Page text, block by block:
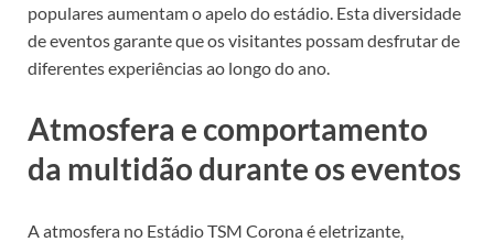
populares aumentam o apelo do estádio. Esta diversidade
de eventos garante que os visitantes possam desfrutar de
diferentes experiências ao longo do ano.
Atmosfera e comportamento
da multidão durante os eventos
A atmosfera no Estádio TSM Corona é eletrizante,